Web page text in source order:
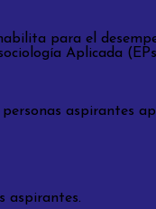
para el
Aplicada
aspirantes
aspirantes.